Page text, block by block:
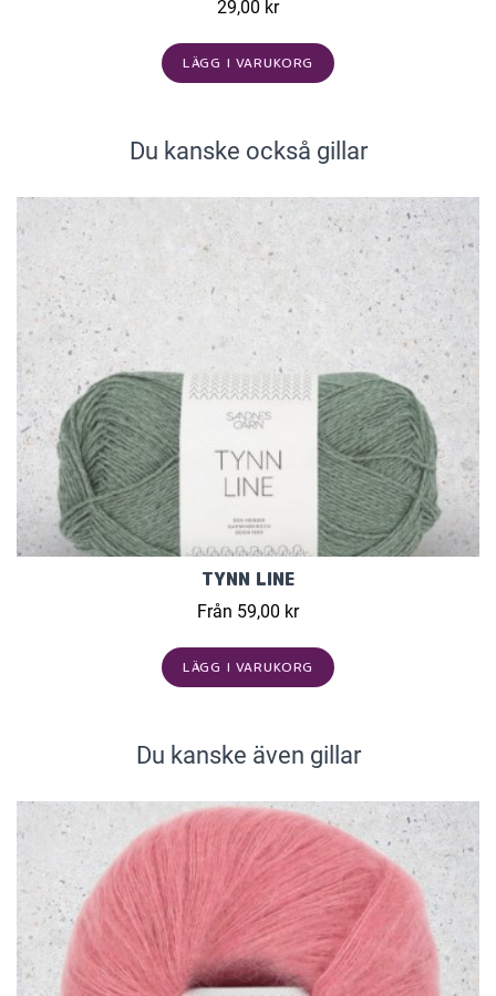
29,00 kr
LÄGG I VARUKORG
Du kanske också gillar
TYNN LINE
Från 59,00 kr
LÄGG I VARUKORG
Du kanske även gillar